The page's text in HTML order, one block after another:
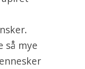
så mye